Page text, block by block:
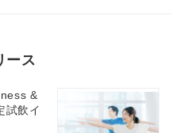
ース
&
試飲イ